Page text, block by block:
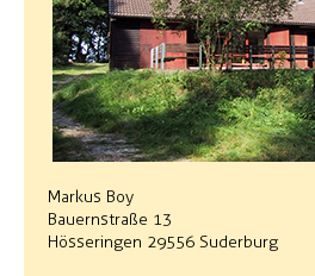
Markus Boy
Bauernstraße 13
Hösseringen 29556 Suderburg